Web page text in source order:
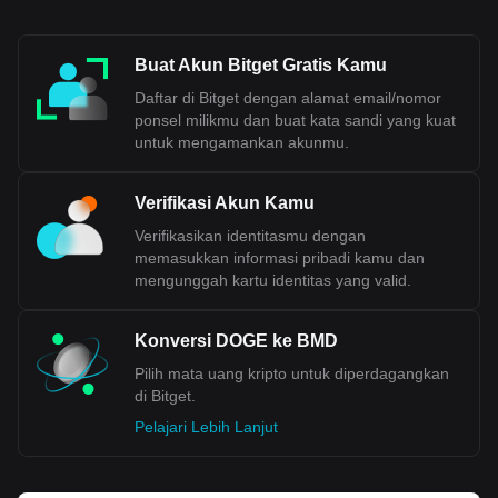
Buat Akun Bitget Gratis Kamu
Daftar di Bitget dengan alamat email/nomor
ponsel milikmu dan buat kata sandi yang kuat
untuk mengamankan akunmu.
Verifikasi Akun Kamu
Verifikasikan identitasmu dengan
memasukkan informasi pribadi kamu dan
mengunggah kartu identitas yang valid.
Konversi DOGE ke BMD
Pilih mata uang kripto untuk diperdagangkan
di Bitget.
Pelajari Lebih Lanjut